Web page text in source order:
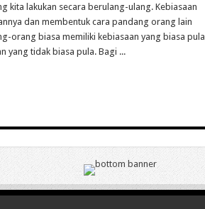
kita lakukan secara berulang-ulang. Kebiasaan
dan membentuk cara pandang orang lain
orang biasa memiliki kebiasaan yang biasa pula,
yang tidak biasa pula. Bagi ...